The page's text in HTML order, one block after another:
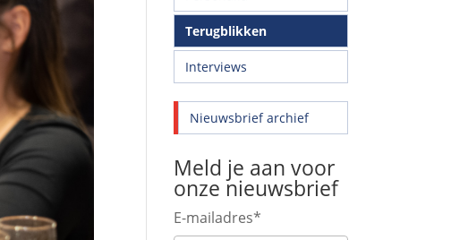
Terugblikken
Interviews
Nieuwsbrief archief
Meld je aan voor
onze nieuwsbrief
E-mailadres*